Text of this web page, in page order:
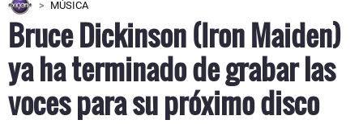
MÚSICA
Bruce Dickinson (Iron Maiden)
ya ha terminado de grabar las
voces para su próximo disco